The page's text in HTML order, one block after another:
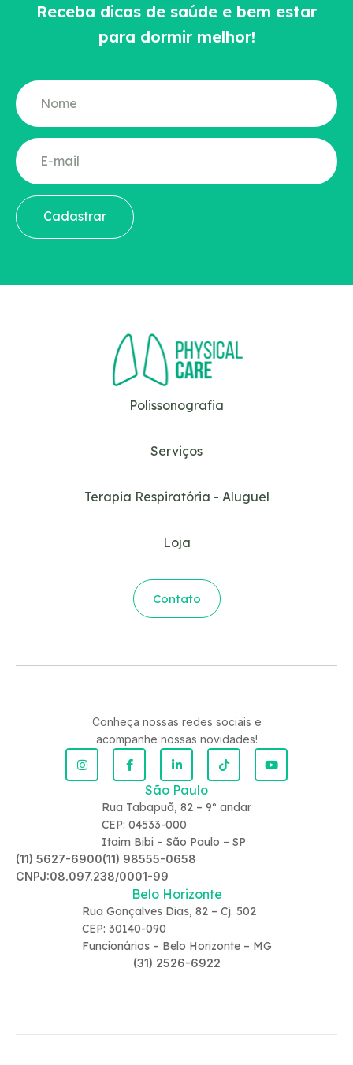
Receba dicas de saúde e bem estar
para dormir melhor!
Cadastrar
Polissonografia
Serviços
Terapia Respiratória - Aluguel
Loja
Contato
Conheça nossas redes sociais e
acompanhe nossas novidades!
São Paulo
Rua Tabapuã, 82 – 9º andar
CEP: 04533-000
Itaim Bibi – São Paulo – SP
(11) 5627-6900(11) 98555-0658
CNPJ:08.097.238/0001-99
Belo Horizonte
Rua Gonçalves Dias, 82 – Cj. 502
CEP: 30140-090
Funcionários – Belo Horizonte – MG
(31) 2526-6922